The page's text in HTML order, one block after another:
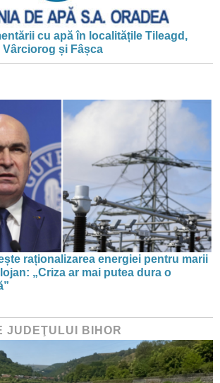
cu apă în localitățile Tileagd,
și Fâșca
raționalizarea energiei pentru marii
„Criza ar mai putea dura o
JUDEŢULUI BIHOR